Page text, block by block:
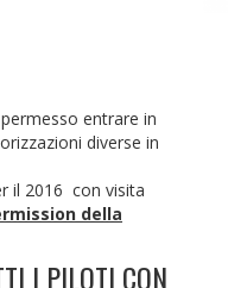
entrare in
diverse in
il 2016 con visita
della
I PILOTI CON